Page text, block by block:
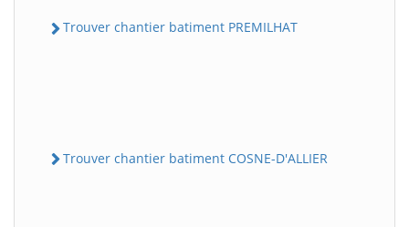
Trouver chantier batiment PREMILHAT
Trouver chantier batiment COSNE-D'ALLIER